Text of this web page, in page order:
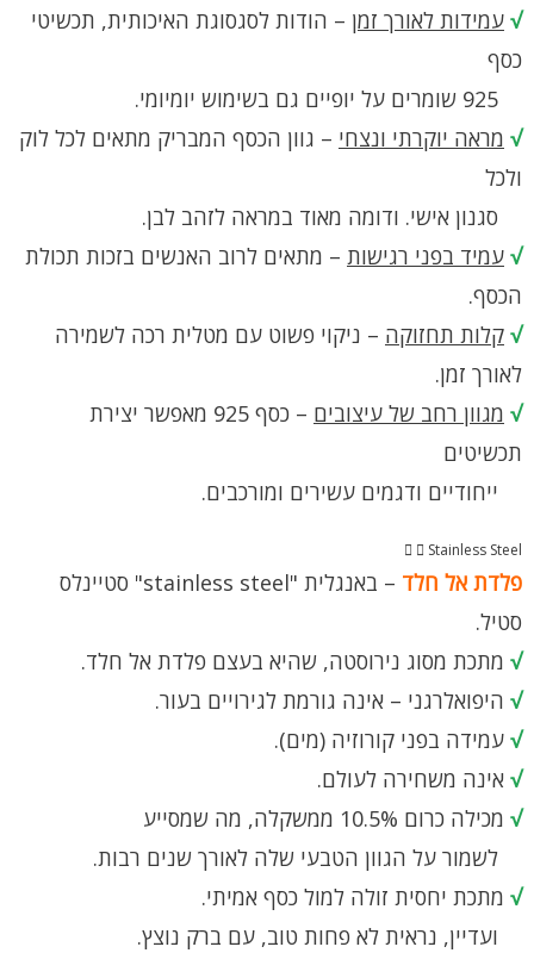
√ עמידות לאורך זמן – הודות לסגסוגת האיכותית, תכשיטי
כסף
√ מראה יוקרתי ונצחי – גוון הכסף המבריק מתאים לכל לוק
ולכל
סגנון אישי. ודומה מאוד במראה לזהב לבן.
√ עמיד בפני רגישות – מתאים לרוב האנשים בזכות תכולת
הכסף.
√ קלות תחזוקה – ניקוי פשוט עם מטלית רכה לשמירה
לאורך זמן.
√ מגוון רחב של עיצובים
– כסף 925 מאפשר יצירת
תכשיטים
ייחודיים ודגמים עשירים ומורכבים.
Stainless Steel
פלדת אל חלד
– באנגלית "stainless steel" סטיינלס
סטיל.
√ מתכת מסוג נירוסטה, שהיא בעצם פלדת אל חלד.
√ היפואלרגני – אינה גורמת לגירויים בעור.
√ עמידה בפני קורוזיה (מים).
√ אינה משחירה לעולם.
√ מכילה כרום 10.5% ממשקלה, מה שמסייע
לשמור על הגוון הטבעי שלה לאורך שנים רבות.
√ מתכת יחסית זולה למול כסף אמיתי.
ועדיין, נראית לא פחות טוב, עם ברק נוצץ.